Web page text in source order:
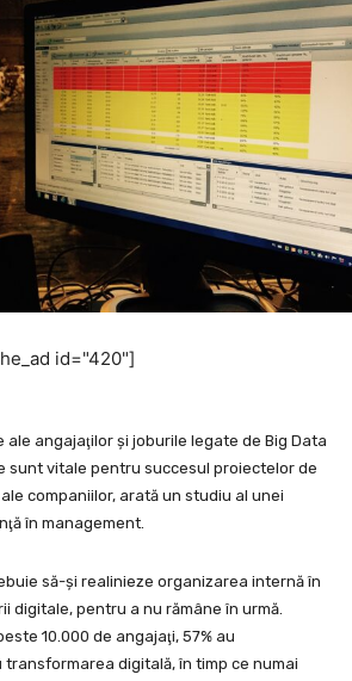
id="420"]
angajaţilor şi joburile legate de Big Data
sunt vitale pentru succesul proiectelor de
companiilor, arată un studiu al unei
în management.
să-şi realinieze organizarea internă în
digitale, pentru a nu rămâne în urmă.
10.000 de angajaţi, 57% au
digitală, în timp ce numai